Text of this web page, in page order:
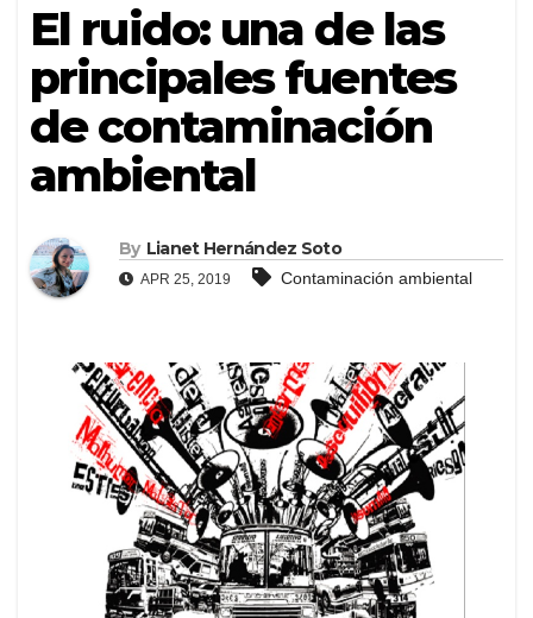
El ruido: una de las
principales fuentes
de contaminación
ambiental
By Lianet Hernández Soto
APR 25, 2019 Contaminación ambiental